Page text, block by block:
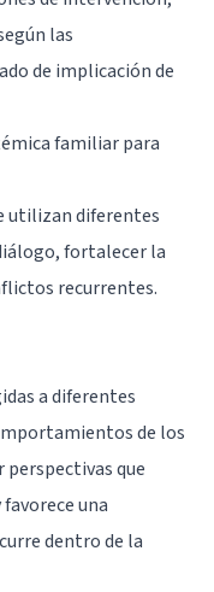
las
de implicación de
familiar para
utilizan diferentes
fortalecer la
recurrentes.
a diferentes
de los
perspectivas que
una
dentro de la